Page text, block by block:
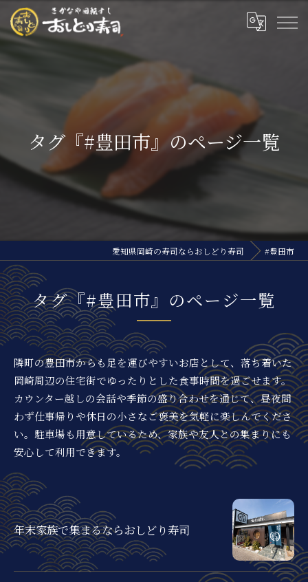
タグ『#豊田市』のページ一覧
愛知県岡崎の寿司ならおしどり寿司 #豊田市
タグ『#豊田市』のページ一覧
隣町の豊田市からも足を運びやすいお店として、落ち着いた
岡崎周辺の住宅街でゆったりとした食事時間を過ごせます。
カウンター越しの会話や季節の盛り合わせを通じて、昼夜問
わず仕事帰りや休日の小さなご褒美を気軽に楽しんでくださ
い。駐車場も用意しているため、家族や友人との集まりにも
安心して利用できます。
年末家族で集まるならおしどり寿司